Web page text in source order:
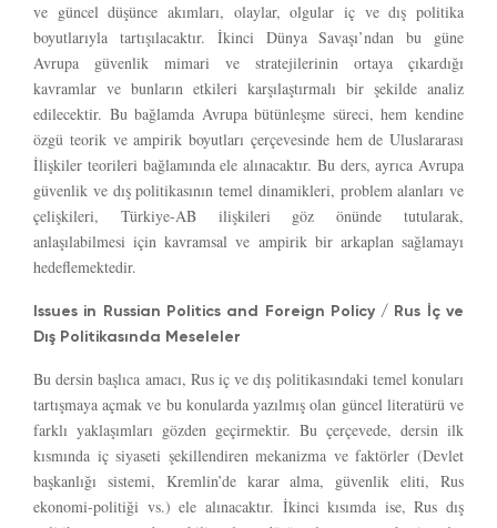
ve güncel düşünce akımları, olaylar, olgular iç ve dış politika
boyutlarıyla tartışılacaktır. İkinci Dünya Savaşı’ndan bu güne
Avrupa güvenlik mimari ve stratejilerinin ortaya çıkardığı
kavramlar ve bunların etkileri karşılaştırmalı bir şekilde analiz
edilecektir. Bu bağlamda Avrupa bütünleşme süreci, hem kendine
özgü teorik ve ampirik boyutları çerçevesinde hem de Uluslararası
İlişkiler teorileri bağlamında ele alınacaktır. Bu ders, ayrıca Avrupa
güvenlik ve dış politikasının temel dinamikleri, problem alanları ve
çelişkileri, Türkiye-AB ilişkileri göz önünde tutularak,
anlaşılabilmesi için kavramsal ve ampirik bir arkaplan sağlamayı
hedeflemektedir.
Issues in Russian Politics and Foreign Policy / Rus İç ve
Dış Politikasında Meseleler
Bu dersin başlıca amacı, Rus iç ve dış politikasındaki temel konuları
tartışmaya açmak ve bu konularda yazılmış olan güncel literatürü ve
farklı yaklaşımları gözden geçirmektir. Bu çerçevede, dersin ilk
kısmında iç siyaseti şekillendiren mekanizma ve faktörler (Devlet
başkanlığı sistemi, Kremlin’de karar alma, güvenlik eliti, Rus
ekonomi-politiği vs.) ele alınacaktır. İkinci kısımda ise, Rus dış